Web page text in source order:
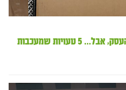
ייבוא מסחרי יכול להזניק את העסק, אבל… 5 טעויות שמעכבות